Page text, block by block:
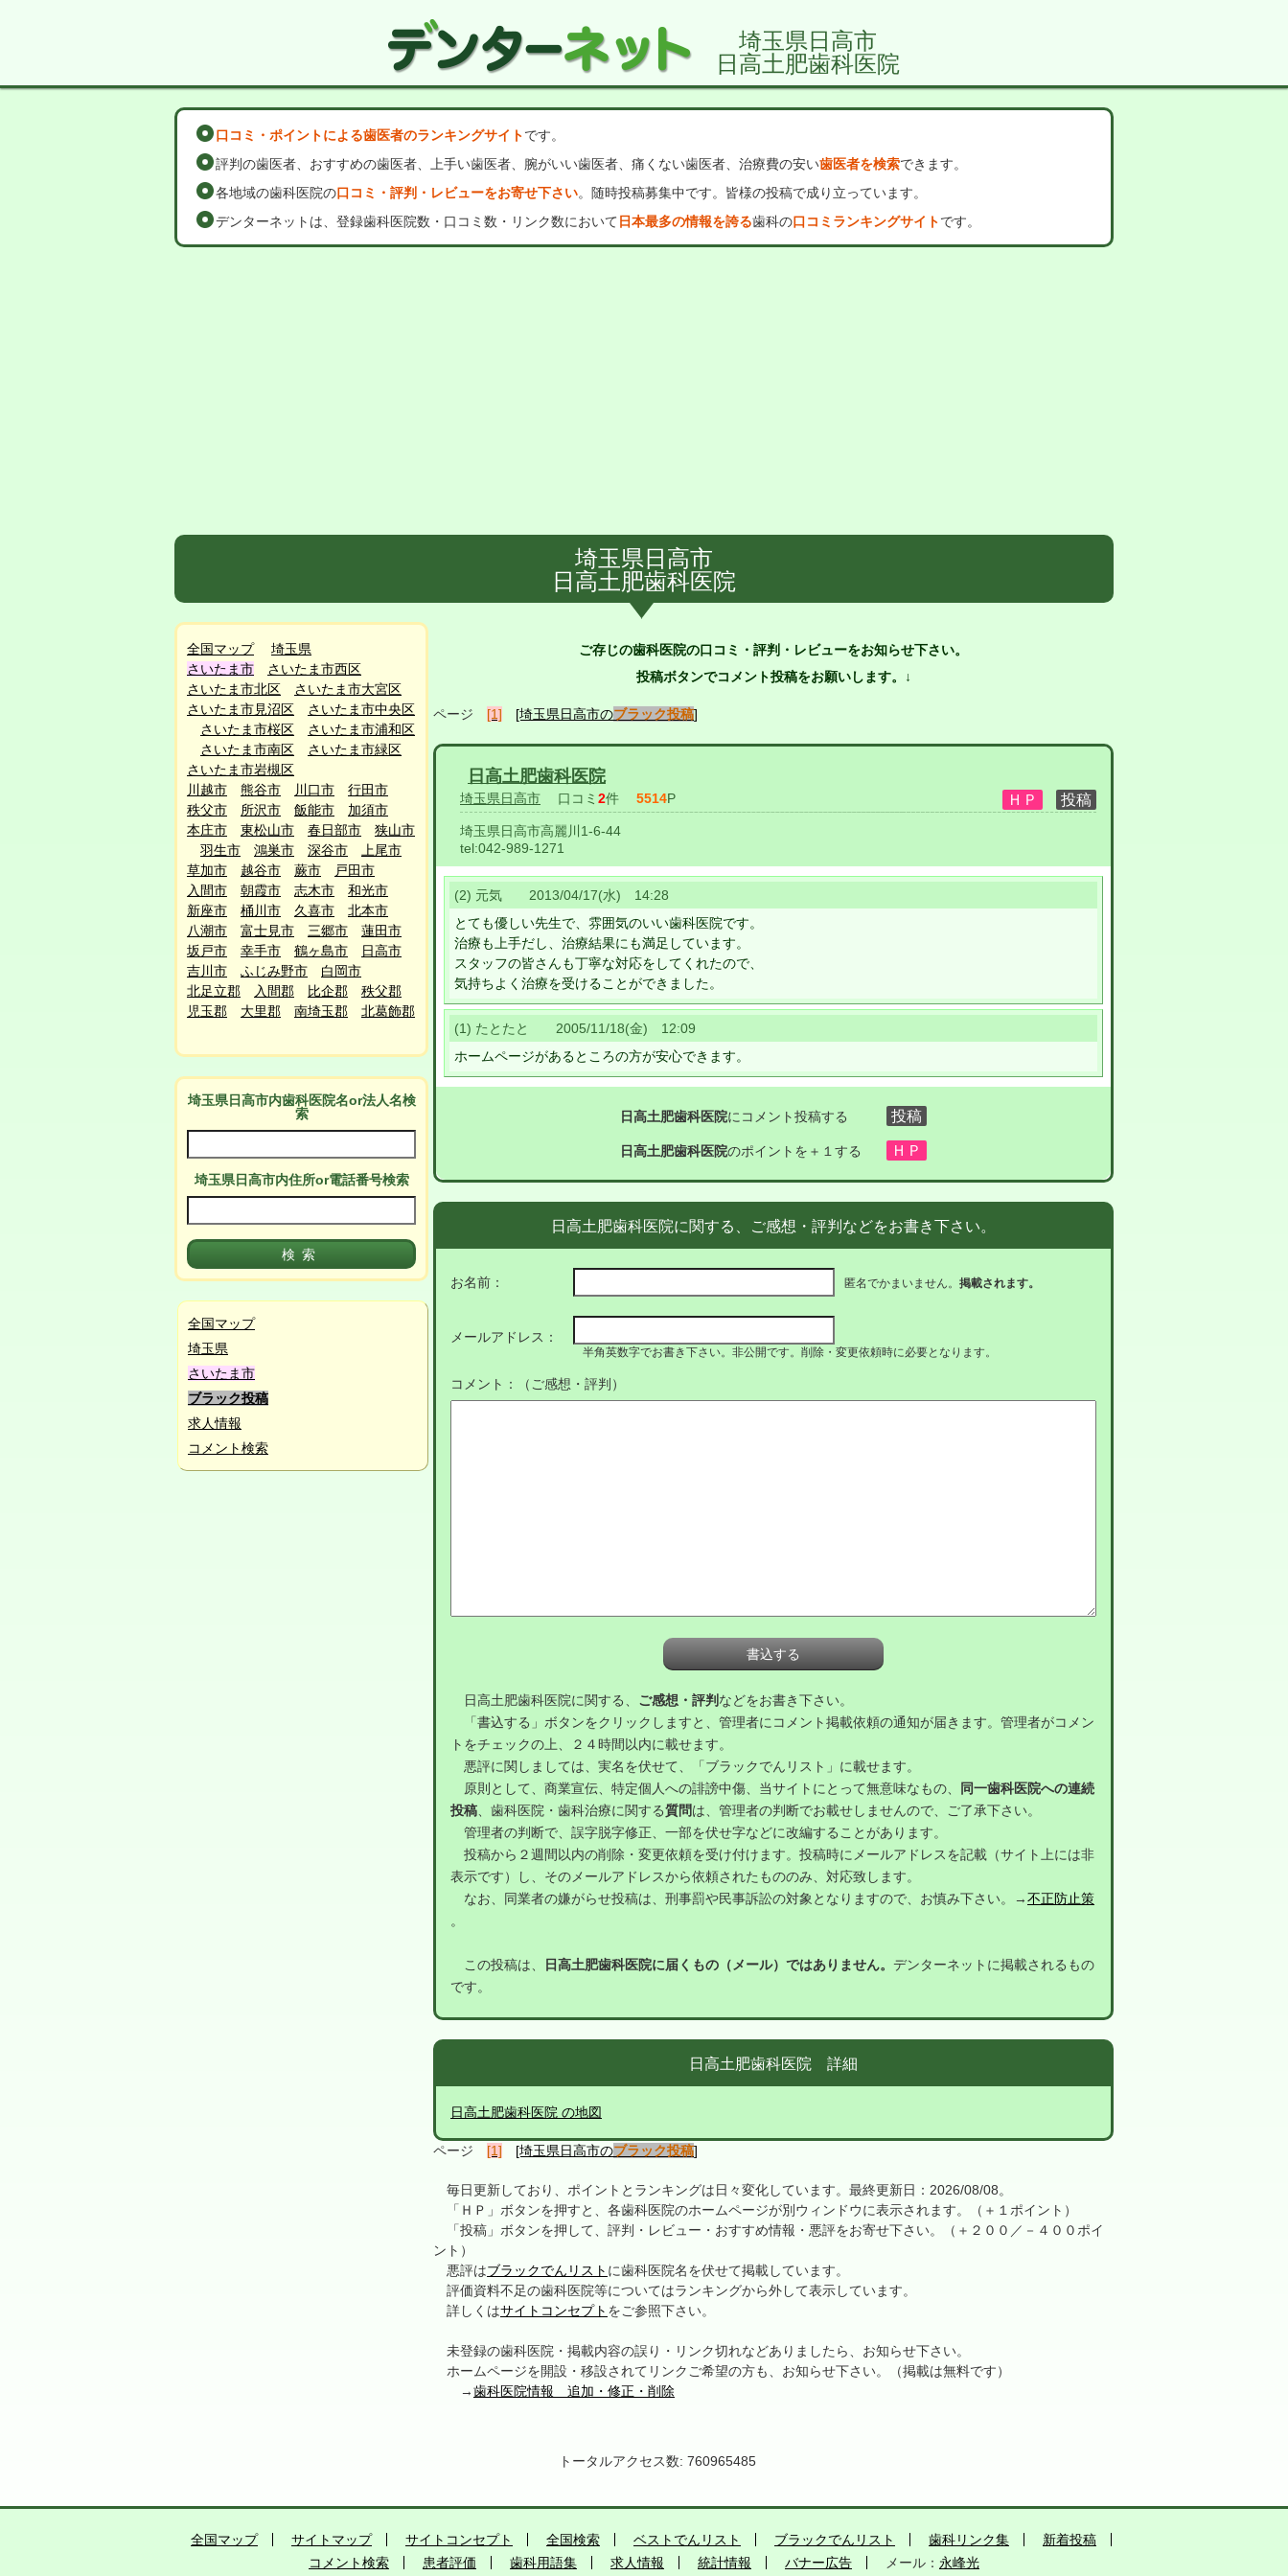
埼玉県日高市
日高土肥歯科医院
口コミ・ポイントによる歯医者のランキングサイトです。
評判の歯医者、おすすめの歯医者、上手い歯医者、腕がいい歯医者、痛くない歯医者、治療費の安い歯医者を検索できます。
各地域の歯科医院の口コミ・評判・レビューをお寄せ下さい。随時投稿募集中です。皆様の投稿で成り立っています。
デンターネットは、登録歯科医院数・口コミ数・リンク数において 日本最多の情報を誇る歯科の口コミランキングサイトです。
埼玉県日高市
日高土肥歯科医院
全国マップ
埼玉県
さいたま市
さいたま市西区
さいたま市北区
さいたま市大宮区
さいたま市見沼区
さいたま市中央区
さいたま市桜区
さいたま市浦和区
さいたま市南区
さいたま市緑区
さいたま市岩槻区
川越市
熊谷市 川口市
行田市
秩父市
所沢市 飯能市
加須市
本庄市
東松山市 春日部市
狭山市
羽生市
鴻巣市 深谷市
上尾市
草加市
越谷市 蕨市
戸田市
入間市
朝霞市 志木市
和光市
新座市
桶川市 久喜市
北本市
八潮市
富士見市 三郷市
蓮田市
坂戸市
幸手市 鶴ヶ島市
日高市
吉川市
ふじみ野市
白岡市
北足立郡
入間郡 比企郡
秩父郡
児玉郡
大里郡 南埼玉郡 北葛飾郡
埼玉県日高市内歯科医院名or法人名検
索
埼玉県日高市内住所or電話番号検索
全国マップ
埼玉県
さいたま市
ブラック投稿
求人情報
コメント検索
ご存じの歯科医院の口コミ・評判・レビューをお知らせ下さい。
投稿ボタンでコメント投稿をお願いします。↓
ページ [1] [埼玉県日高市のブラック投稿]
日高土肥歯科医院
埼玉県日高市 口コミ 2件 5514P
埼玉県日高市高麗川1-6-44
tel:042-989-1271
(2) 元気 2013/04/17(水) 14:28
とても優しい先生で、雰囲気のいい歯科医院です。
治療も上手だし、治療結果にも満足しています。
スタッフの皆さんも丁寧な対応をしてくれたので、
気持ちよく治療を受けることができました。
(1) たとたと 2005/11/18(金) 12:09
ホームページがあるところの方が安心できます。
日高土肥歯科医院にコメント投稿する
日高土肥歯科医院のポイントを＋１する
日高土肥歯科医院に関する、ご感想・評判などをお書き下さい。
お名前： 匿名でかまいません。 掲載されます。
メールアドレス：
半角英数字でお書き下さい。非公開です。削除・変更依頼時に必要となります。
コメント：（ご感想・評判）
日高土肥歯科医院に関する、 ご感想・評判 などをお書き下さい。
「書込する」ボタンをクリックしますと、管理者にコメント掲載依頼の通知が届きます。管理者がコメン
トをチェックの上、２４時間以内に載せます。
悪評に関しましては、実名を伏せて、「ブラックでんリスト」に載せます。
原則として、商業宣伝、特定個人への誹謗中傷、当サイトにとって無意味なもの、
同一歯科医院への連続
投稿 、歯科医院・歯科治療に関する質問は、管理者の判断でお載せしませんので、ご了承下さい。
管理者の判断で、誤字脱字修正、一部を伏せ字などに改編することがあります。
投稿から２週間以内の削除・変更依頼を受け付けます。投稿時にメールアドレスを記載（サイト上には非
表示です）し、そのメールアドレスから依頼されたもののみ、対応致します。
なお、同業者の嫌がらせ投稿は、刑事罰や民事訴訟の対象となりますので、お慎み下さい。→不正防止策
。
この投稿は、 日高土肥歯科医院に届くもの（メール）ではありません。 デンターネットに掲載されるもの
です。
日高土肥歯科医院 詳細
日高土肥歯科医院 の地図
ページ [1] [埼玉県日高市のブラック投稿]
毎日更新しており、ポイントとランキングは日々変化しています。最終更新日：2026/08/08。
「ＨＰ」ボタンを押すと、各歯科医院のホームページが別ウィンドウに表示されます。（＋１ポイント）
「投稿」ボタンを押して、評判・レビュー・おすすめ情報・悪評をお寄せ下さい。（＋２００／－４００ポイ
ント）
悪評はブラックでんリスト に歯科医院名を伏せて掲載しています。
評価資料不足の歯科医院等についてはランキングから外して表示しています。
詳しくはサイトコンセプト をご参照下さい。
未登録の歯科医院・掲載内容の誤り・リンク切れなどありましたら、お知らせ下さい。
ホームページを開設・移設されてリンクご希望の方も、お知らせ下さい。（掲載は無料です）
→歯科医院情報 追加・修正・削除
トータルアクセス数: 760965485
全国マップ サイトマップ サイトコンセプト 全国検索 ベストでんリスト ブラックでんリスト 歯科リンク集
新着投稿
コメント検索
患者評価 歯科用語集 求人情報 統計情報 バナー広告 メール： 永峰光